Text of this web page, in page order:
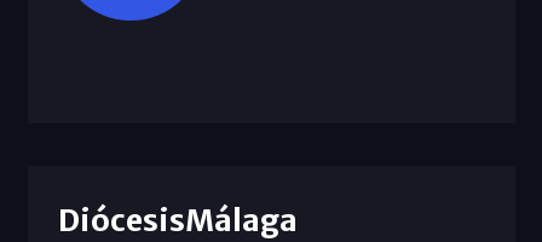
DiócesisMálaga